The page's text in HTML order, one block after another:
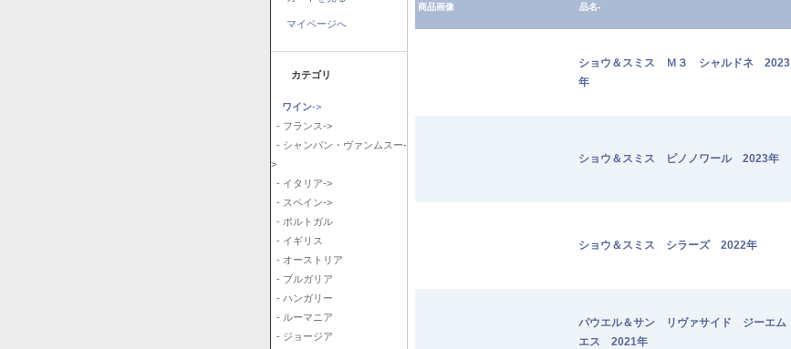
マイページへ
カテゴリ
ワイン->
- フランス->
- シャンパン・ヴァンムスー-
>
- イタリア->
- スペイン->
- ポルトガル
- イギリス
- オーストリア
- ブルガリア
- ハンガリー
- ルーマニア
- ジョージア
商品画像 品名-
ショウ＆スミス Ｍ３ シャルドネ 2023
年
ショウ＆スミス ピノノワール 2023年
ショウ＆スミス シラーズ 2022年
パウエル＆サン リヴァサイド ジーエム
エス 2021年